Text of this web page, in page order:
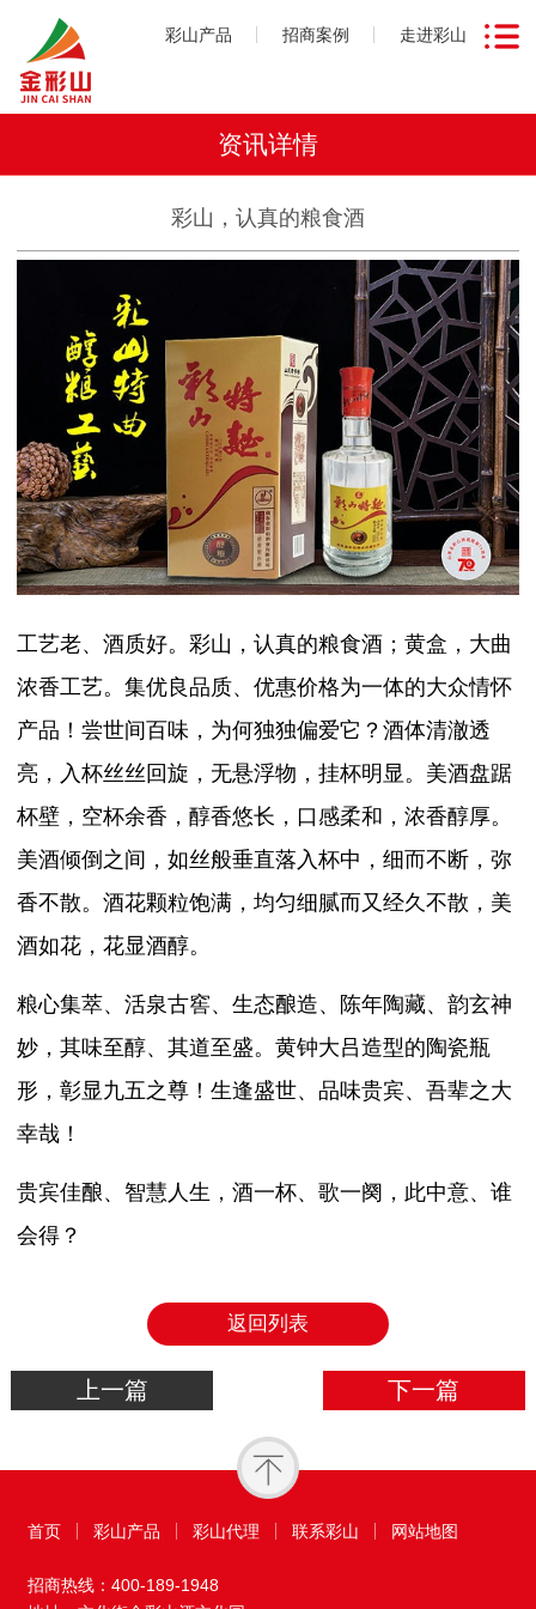
彩山产品 招商案例 走进彩山
资讯详情
彩山，认真的粮食酒
工艺老、酒质好。彩山，认真的粮食酒；黄盒，大曲
浓香工艺。集优良品质、优惠价格为一体的大众情怀
产品！尝世间百味，为何独独偏爱它？酒体清澈透
亮，入杯丝丝回旋，无悬浮物，挂杯明显。美酒盘踞
杯壁，空杯余香，醇香悠长，口感柔和，浓香醇厚。
美酒倾倒之间，如丝般垂直落入杯中，细而不断，弥
香不散。酒花颗粒饱满，均匀细腻而又经久不散，美
酒如花，花显酒醇。
粮心集萃、活泉古窖、生态酿造、陈年陶藏、韵玄神
妙，其味至醇、其道至盛。黄钟大吕造型的陶瓷瓶
形，彰显九五之尊！生逢盛世、品味贵宾、吾辈之大
幸哉！
贵宾佳酿、智慧人生，酒一杯、歌一阕，此中意、谁
会得？
返回列表
上一篇 下一篇
首页 彩山产品 彩山代理 联系彩山 网站地图
招商热线： 400-189-1948